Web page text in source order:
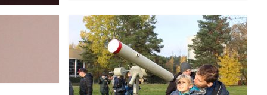
Projekty
Konferencje
Serwisy sieciowe